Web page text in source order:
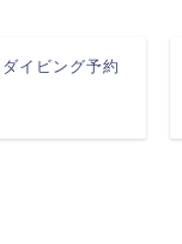
イビング予約